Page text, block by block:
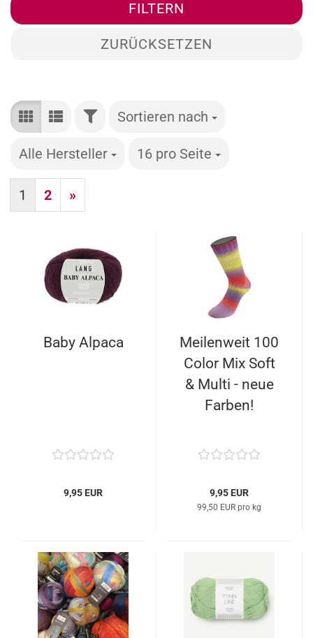
FILTERN
ZURÜCKSETZEN
FILTERSortieren nach
Sortieren nach
Alle Hersteller
pro Seite 16 pro Seite
pro Seite
1 2 »
Baby Alpaca
9,95 EUR
Meilenweit 100
Color Mix Soft
& Multi - neue
Farben!
9,95 EUR
99,50 EUR pro kg